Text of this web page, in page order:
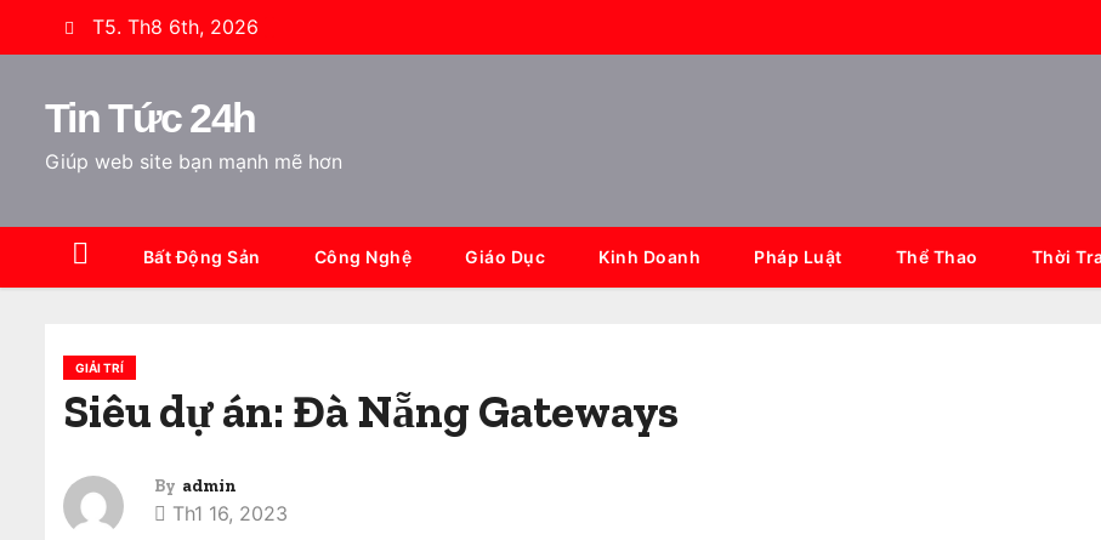
k
n
T5. Th8 6th, 2026
Tin Tức 24h
Giúp web site bạn mạnh mẽ hơn
Bất Động Sản Công Nghệ Giáo Dục Kinh Doanh Pháp Luật Thể Thao Thời
GIẢI TRÍ
Siêu dự án: Đà Nẵng Gateways
By admin
Th1 16, 2023